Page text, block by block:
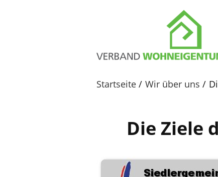
Startseite Wir über uns
Die Ziele